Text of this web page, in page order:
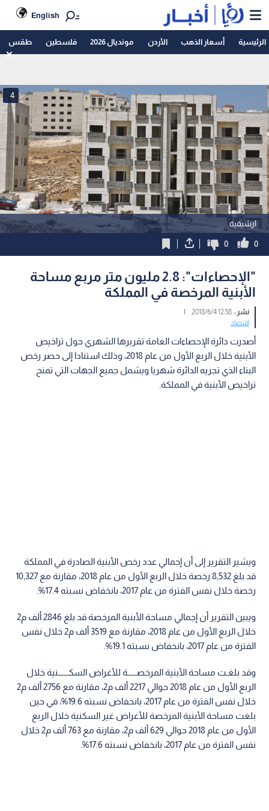
English
الرئيسية أسعار الذهب الأردن مونديال 2026 فلسطين طقس
ارشيفية
4
0
0
"الإحصاءات": 2.8 مليون متر مربع مساحة
الأبنية المرخصة في المملكة
نشر :12:58 2018/6/4
|
اقتصاد
أصدرت دائرة الإحصاءات العامة تقريرها الشهري حول تراخيص
الأبنية خلال الربع الأول من عام 2018، وذلك استنادا إلى حصر رخص
البناء الذي تجريه الدائرة شهريا ويشمل جميع الجهات التي تمنح
تراخيص الأبنية في المملكة.
ويشير التقرير إلى أن إجمالي عدد رخص الأبنية الصادرة في المملكة
قد بلغ 8,532 رخصة خلال الربع الأول من عام 2018، مقارنة مع 10,327
رخصة خلال نفس الفترة من عام 2017، بانخفاض نسبته 17.4%.
ويبين التقرير أن إجمالي مساحة الأبنية المرخصة قد بلغ 2846 ألف م2
خلال الربع الأول من عام 2018، مقارنة مع 3519 ألف م2 خلال نفس
الفترة من عام 2017، بانخفاض نسبته 19.1%.
وقد بلغـت مساحة الأبنية المرخصـــــة للأغراض السكــــــنية خلال
الربع الأول من عام 2018 حوالي 2217 ألف م2، مقارنة مع 2756 ألف م2
خلال نفس الفترة من عام 2017، بانخفاض نسبته 19.6%، في حين
بلغت مساحة الأبنية المرخصة للأغراض غير السكنية خلال الربع
الأول من عام 2018 حوالي 629 ألف م2، مقارنة مع 763 ألف م2 خلال
نفس الفترة من عام 2017، بانخفاض نسبته 17.6%.